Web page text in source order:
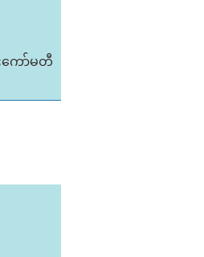
ကော်မတီ